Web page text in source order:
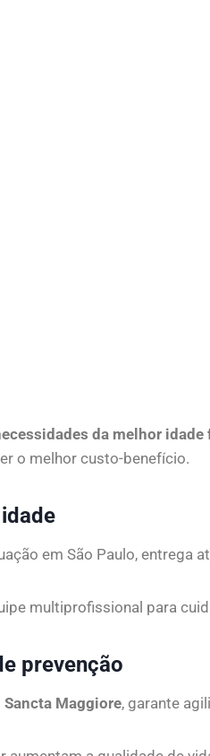
da melhor idade
o melhor custo-benefício.
em São Paulo, entrega
multiprofissional para
prevenção
Sancta Maggiore, garante